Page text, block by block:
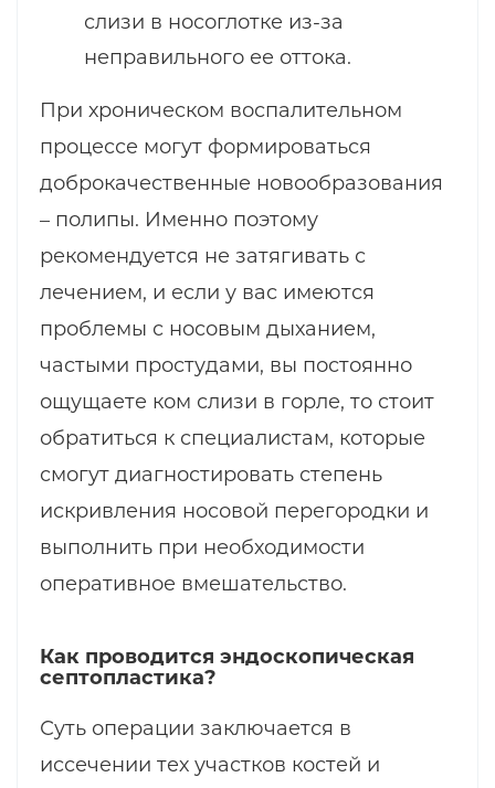
слизи в носоглотке из-за
неправильного ее оттока.
При хроническом воспалительном
процессе могут формироваться
доброкачественные новообразования
– полипы. Именно поэтому
рекомендуется не затягивать с
лечением, и если у вас имеются
проблемы с носовым дыханием,
частыми простудами, вы постоянно
ощущаете ком слизи в горле, то стоит
обратиться к специалистам, которые
смогут диагностировать степень
искривления носовой перегородки и
выполнить при необходимости
оперативное вмешательство.
Как проводится эндоскопическая
септопластика?
Суть операции заключается в
иссечении тех участков костей и